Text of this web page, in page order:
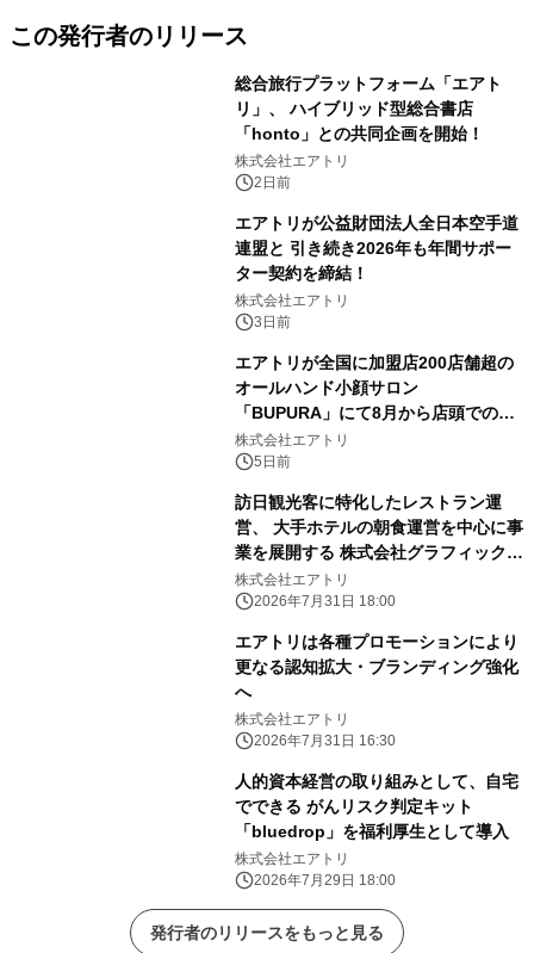
この発行者のリリース
総合旅行プラットフォーム「エアト
リ」、 ハイブリッド型総合書店
「honto」との共同企画を開始！
株式会社エアトリ
2日前
エアトリが公益財団法人全日本空手道
連盟と 引き続き2026年も年間サポー
ター契約を締結！
株式会社エアトリ
3日前
エアトリが全国に加盟店200店舗超の
オールハンド小顔サロン
「BUPURA」にて8月から店頭でのプ
レゼント企画を開始！
株式会社エアトリ
5日前
訪日観光客に特化したレストラン運
営、 大手ホテルの朝食運営を中心に事
業を展開する 株式会社グラフィックホ
ールディングスと資本業務提携
株式会社エアトリ
2026年7月31日 18:00
エアトリは各種プロモーションにより
更なる認知拡大・ブランディング強化
へ
株式会社エアトリ
2026年7月31日 16:30
人的資本経営の取り組みとして、自宅
でできる がんリスク判定キット
「bluedrop」を福利厚生として導入
株式会社エアトリ
2026年7月29日 18:00
発行者のリリースをもっと見る